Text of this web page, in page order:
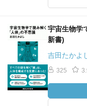
宇宙生物学
新書)
吉田たかよ
325